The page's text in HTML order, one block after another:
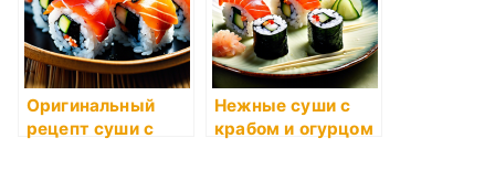
Оригинальный
рецепт суши с
Нежные суши с
крабом и огурцом